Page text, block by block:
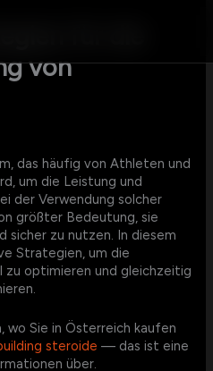
für die
von
das häufig von Athleten und
um die Leistung und
der Verwendung solcher
größter Bedeutung, sie
sicher zu nutzen. In diesem
Strategien, um die
zu optimieren und gleichzeitig
wo Sie in Österreich kaufen
steroide — das ist eine
über.